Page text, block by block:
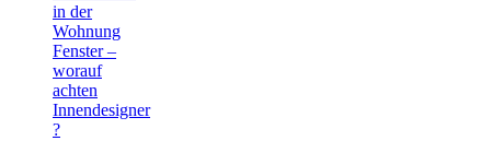
in der
Wohnung
Fenster –
worauf
achten
Innendesigner
?